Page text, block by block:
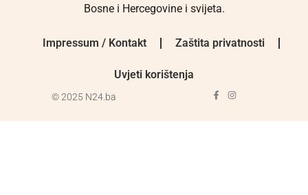
Bosne i Hercegovine i svijeta.
Impressum / Kontakt Zaštita privatnosti
Uvjeti korištenja
© 2025 N24.ba